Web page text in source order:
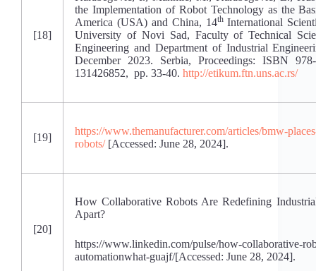
[18]
the Implementation of Robot Technology as the
America (USA) and China, 14thInternational
University of Novi Sad, Faculty of Technical
Engineering and Department of Industrial
December 2023. Serbia, Proceedings: ISBN
131426852, pp. 33-40. http://etikum.ftn.uns.ac.rs/
[19]
https://www.themanufacturer.com/articles/bmw-
robots/[Accessed: June 28, 2024].
[20]
How Collaborative Robots Are Redefining
Apart?
https://www.linkedin.com/pulse/how-collaborative-
automationwhat-guajf/[Accessed: June 28, 2024].